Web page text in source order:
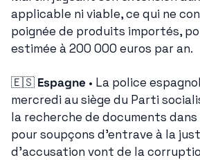
applicable ni viable, ce qui ne
poignée de produits importés,
estimée à 200 000 euros par an.
🇪🇸 Espagne • La police
mercredi au siège du Parti
la recherche de documents
pour soupçons d'entrave à la
d'accusation vont de la